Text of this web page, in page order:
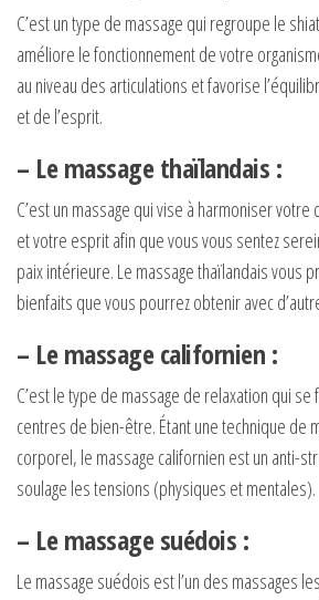
C’est un type de massage qui regroupe le
améliore le fonctionnement de votre
au niveau des articulations et favorise
et de l’esprit.
– Le massage thaïlandais :
C’est un massage qui vise à harmoniser
et votre esprit afin que vous vous sentez
paix intérieure. Le massage thaïlandais vous
bienfaits que vous pourrez obtenir avec
– Le massage californien :
C’est le type de massage de relaxation qui
centres de bien-être. Étant une technique de
corporel, le massage californien est un anti-
soulage les tensions (physiques et mentales).
– Le massage suédois :
Le massage suédois est l’un des massages